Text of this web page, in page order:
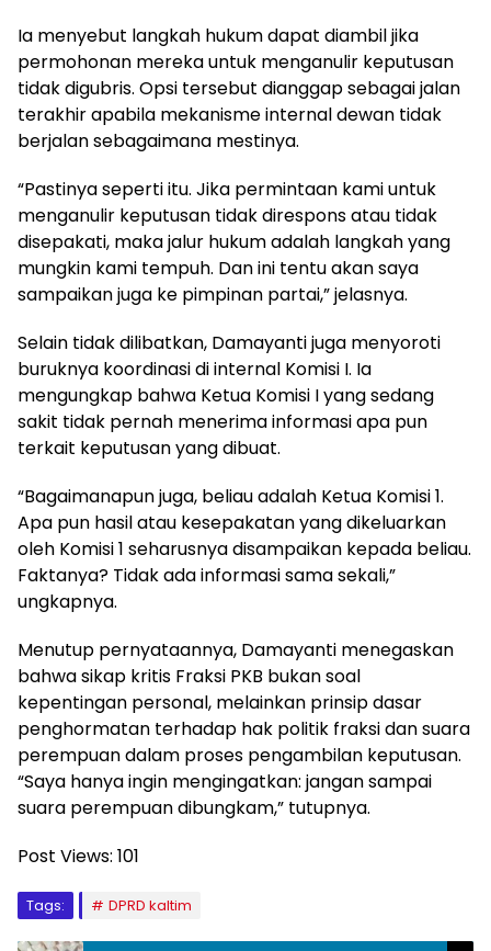
Ia menyebut langkah hukum dapat diambil jika
permohonan mereka untuk menganulir keputusan
tidak digubris. Opsi tersebut dianggap sebagai jalan
terakhir apabila mekanisme internal dewan tidak
berjalan sebagaimana mestinya.
“Pastinya seperti itu. Jika permintaan kami untuk
menganulir keputusan tidak direspons atau tidak
disepakati, maka jalur hukum adalah langkah yang
mungkin kami tempuh. Dan ini tentu akan saya
sampaikan juga ke pimpinan partai,” jelasnya.
Selain tidak dilibatkan, Damayanti juga menyoroti
buruknya koordinasi di internal Komisi I. Ia
mengungkap bahwa Ketua Komisi I yang sedang
sakit tidak pernah menerima informasi apa pun
terkait keputusan yang dibuat.
“Bagaimanapun juga, beliau adalah Ketua Komisi 1.
Apa pun hasil atau kesepakatan yang dikeluarkan
oleh Komisi 1 seharusnya disampaikan kepada beliau.
Faktanya? Tidak ada informasi sama sekali,”
ungkapnya.
Menutup pernyataannya, Damayanti menegaskan
bahwa sikap kritis Fraksi PKB bukan soal
kepentingan personal, melainkan prinsip dasar
penghormatan terhadap hak politik fraksi dan suara
perempuan dalam proses pengambilan keputusan.
“Saya hanya ingin mengingatkan: jangan sampai
suara perempuan dibungkam,” tutupnya.
Post Views: 101
Tags: DPRD kaltim